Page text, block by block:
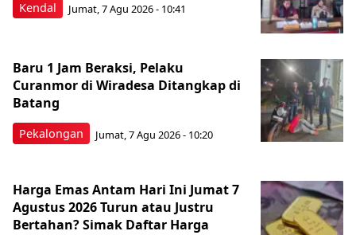
Kendal Jumat, 7 Agu 2026 - 10:41
Pekalongan
Baru 1 Jam Beraksi, Pelaku
Curanmor di Wiradesa Ditangkap di
Batang
Jumat, 7 Agu 2026 - 10:20
Harga Emas Antam Hari Ini Jumat 7
Agustus 2026 Turun atau Justru
Bertahan? Simak Daftar Harga